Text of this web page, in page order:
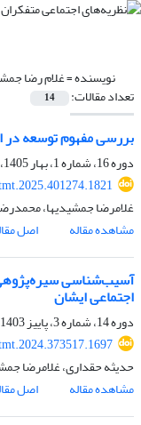
نویسنده =غلام رضا
تعداد مقالات: 14
بررسی مفهوم توسعه
دوره 16، شماره 1، بهار 1405، صفحه
غلامرضا جمشیدیها،
مشاهده مقاله
اصل
آسیب‌شناسی
اجتماعی ایشان
دوره 14، شماره 3، پاییز 1403، صفحه
حدیثه حقداری، غلامرضا
مشاهده مقاله
اصل